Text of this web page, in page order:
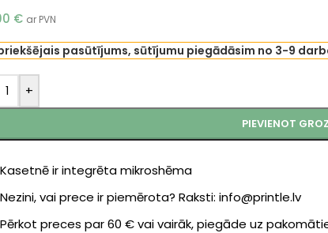
€ ar PVN
pasūtījums, sūtījumu piegādāsim no 3-9
+
PIEVIENOT
Kasetnē ir integrēta mikroshēma
Nezini, vai prece ir piemērota? Raksti: info@printle.lv
Pērkot preces par 60 € vai vairāk, piegāde uz